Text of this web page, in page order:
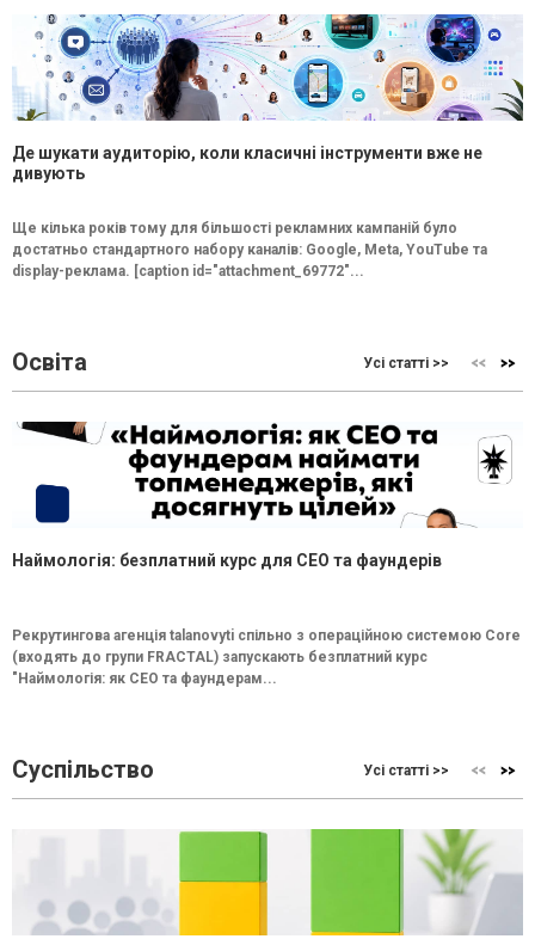
Де шукати аудиторію, коли класичні інструменти вже не
дивують
Ще кілька років тому для більшості рекламних кампаній було
достатньо стандартного набору каналів: Google, Meta, YouTube та
display-реклама. [caption id="attachment_69772"...
Освіта Усі статті >>
Наймологія: безплатний курс для CEO та фаундерів
Рекрутингова агенція talanovyti спільно з операційною системою Core
(входять до групи FRACTAL) запускають безплатний курс
"Наймологія: як СEO та фаундерам...
Суспільство Усі статті >>